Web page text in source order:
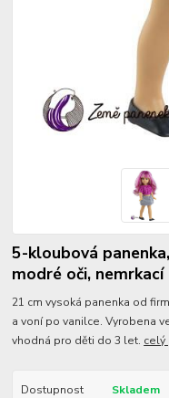
5-kloubová
modré oči, nemrkací
21 cm vysoká panenka od
a voní po vanilce. Vyrobena
vhodná pro děti do 3 let. celý
Dostupnost Skladem